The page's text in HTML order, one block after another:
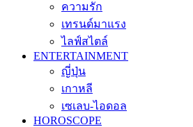
ความรัก
เทรนด์มาแรง
ไลฟ์สไตล์
ENTERTAINMENT
ญี่ปุ่น
เกาหลี
เซเลบ-ไอดอล
HOROSCOPE